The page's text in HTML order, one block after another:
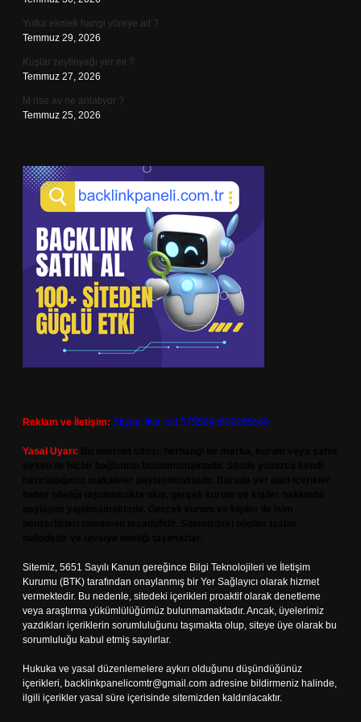
Yufka ekmek hangi yöreye ait ?
Temmuz 29, 2026
Kuşlar zeytinyağı yer mi ?
Temmuz 27, 2026
M rise av ne anlatıyor ?
Temmuz 25, 2026
Reklam ve İletişim: Skype: live:.cid.575569c608265c69
Yasal Uyarı:
Sitemiz, 5651 Sayılı Kanun gereğince Bilgi Teknolojileri ve İletişim
Kurumu (BTK) tarafından onaylanmış bir Yer Sağlayıcı olarak hizmet
vermektedir. Bu nedenle, sitedeki içerikleri proaktif olarak denetleme
veya araştırma yükümlülüğümüz bulunmamaktadır. Ancak, üyelerimiz
yazdıkları içeriklerin sorumluluğunu taşımakta olup, siteye üye olarak bu
sorumluluğu kabul etmiş sayılırlar.
Hukuka ve yasal düzenlemelere aykırı olduğunu düşündüğünüz
içerikleri, backlinkpanelicomtr@gmail.com adresine bildirmeniz halinde,
ilgili içerikler yasal süre içerisinde sitemizden kaldırılacaktır.